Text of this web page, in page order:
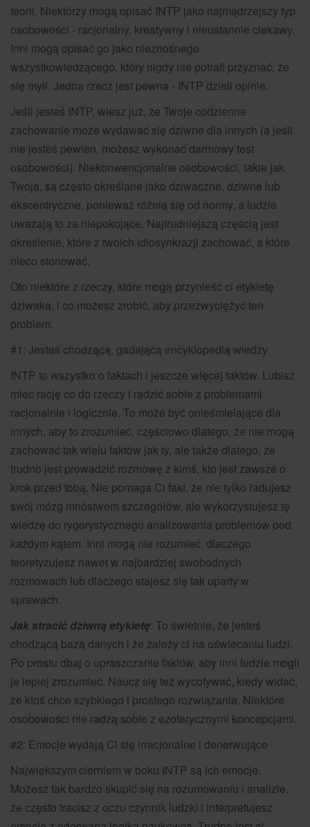
teorii. Niektórzy mogą opisać INTP jako najmądrzejszy typ
osobowości - racjonalny, kreatywny i nieustannie ciekawy.
Inni mogą opisać go jako nieznośnego
wszystkowiedzącego, który nigdy nie potrafi przyznać, że
się myli. Jedna rzecz jest pewna - INTP dzieli opinie.
Jeśli jesteś INTP, wiesz już, że Twoje codzienne
zachowanie może wydawać się dziwne dla innych (a jeśli
nie jesteś pewien, możesz wykonać darmowy test
osobowości). Niekonwencjonalne osobowości, takie jak
Twoja, są często określane jako dziwaczne, dziwne lub
ekscentryczne, ponieważ różnią się od normy, a ludzie
uważają to za niepokojące. Najtrudniejszą częścią jest
określenie, które z twoich idiosynkrazji zachować, a które
nieco stonować.
Oto niektóre z rzeczy, które mogą przynieść ci etykietę
dziwaka, i co możesz zrobić, aby przezwyciężyć ten
problem.
#1: Jesteś chodzącą, gadającą encyklopedią wiedzy
INTP to wszystko o faktach i jeszcze więcej faktów. Lubisz
mieć rację co do rzeczy i radzić sobie z problemami
racjonalnie i logicznie. To może być onieśmielające dla
innych, aby to zrozumieć, częściowo dlatego, że nie mogą
zachować tak wielu faktów jak ty, ale także dlatego, że
trudno jest prowadzić rozmowę z kimś, kto jest zawsze o
krok przed tobą. Nie pomaga Ci fakt, że nie tylko ładujesz
swój mózg mnóstwem szczegółów, ale wykorzystujesz tę
wiedzę do rygorystycznego analizowania problemów pod
każdym kątem. Inni mogą nie rozumieć, dlaczego
teoretyzujesz nawet w najbardziej swobodnych
rozmowach lub dlaczego stajesz się tak uparty w
sprawach.
Jak stracić dziwną etykietę: To świetnie, że jesteś
chodzącą bazą danych i że zależy ci na oświecaniu ludzi.
Po prostu dbaj o upraszczanie faktów, aby inni ludzie mogli
je lepiej zrozumieć. Naucz się też wycofywać, kiedy widać,
że ktoś chce szybkiego i prostego rozwiązania. Niektóre
osobowości nie radzą sobie z ezoterycznymi koncepcjami.
#2: Emocje wydają Ci się irracjonalne i denerwujące
Największym cierniem w boku INTP są ich emocje.
Możesz tak bardzo skupić się na rozumowaniu i analizie,
że często tracisz z oczu czynnik ludzki i interpretujesz